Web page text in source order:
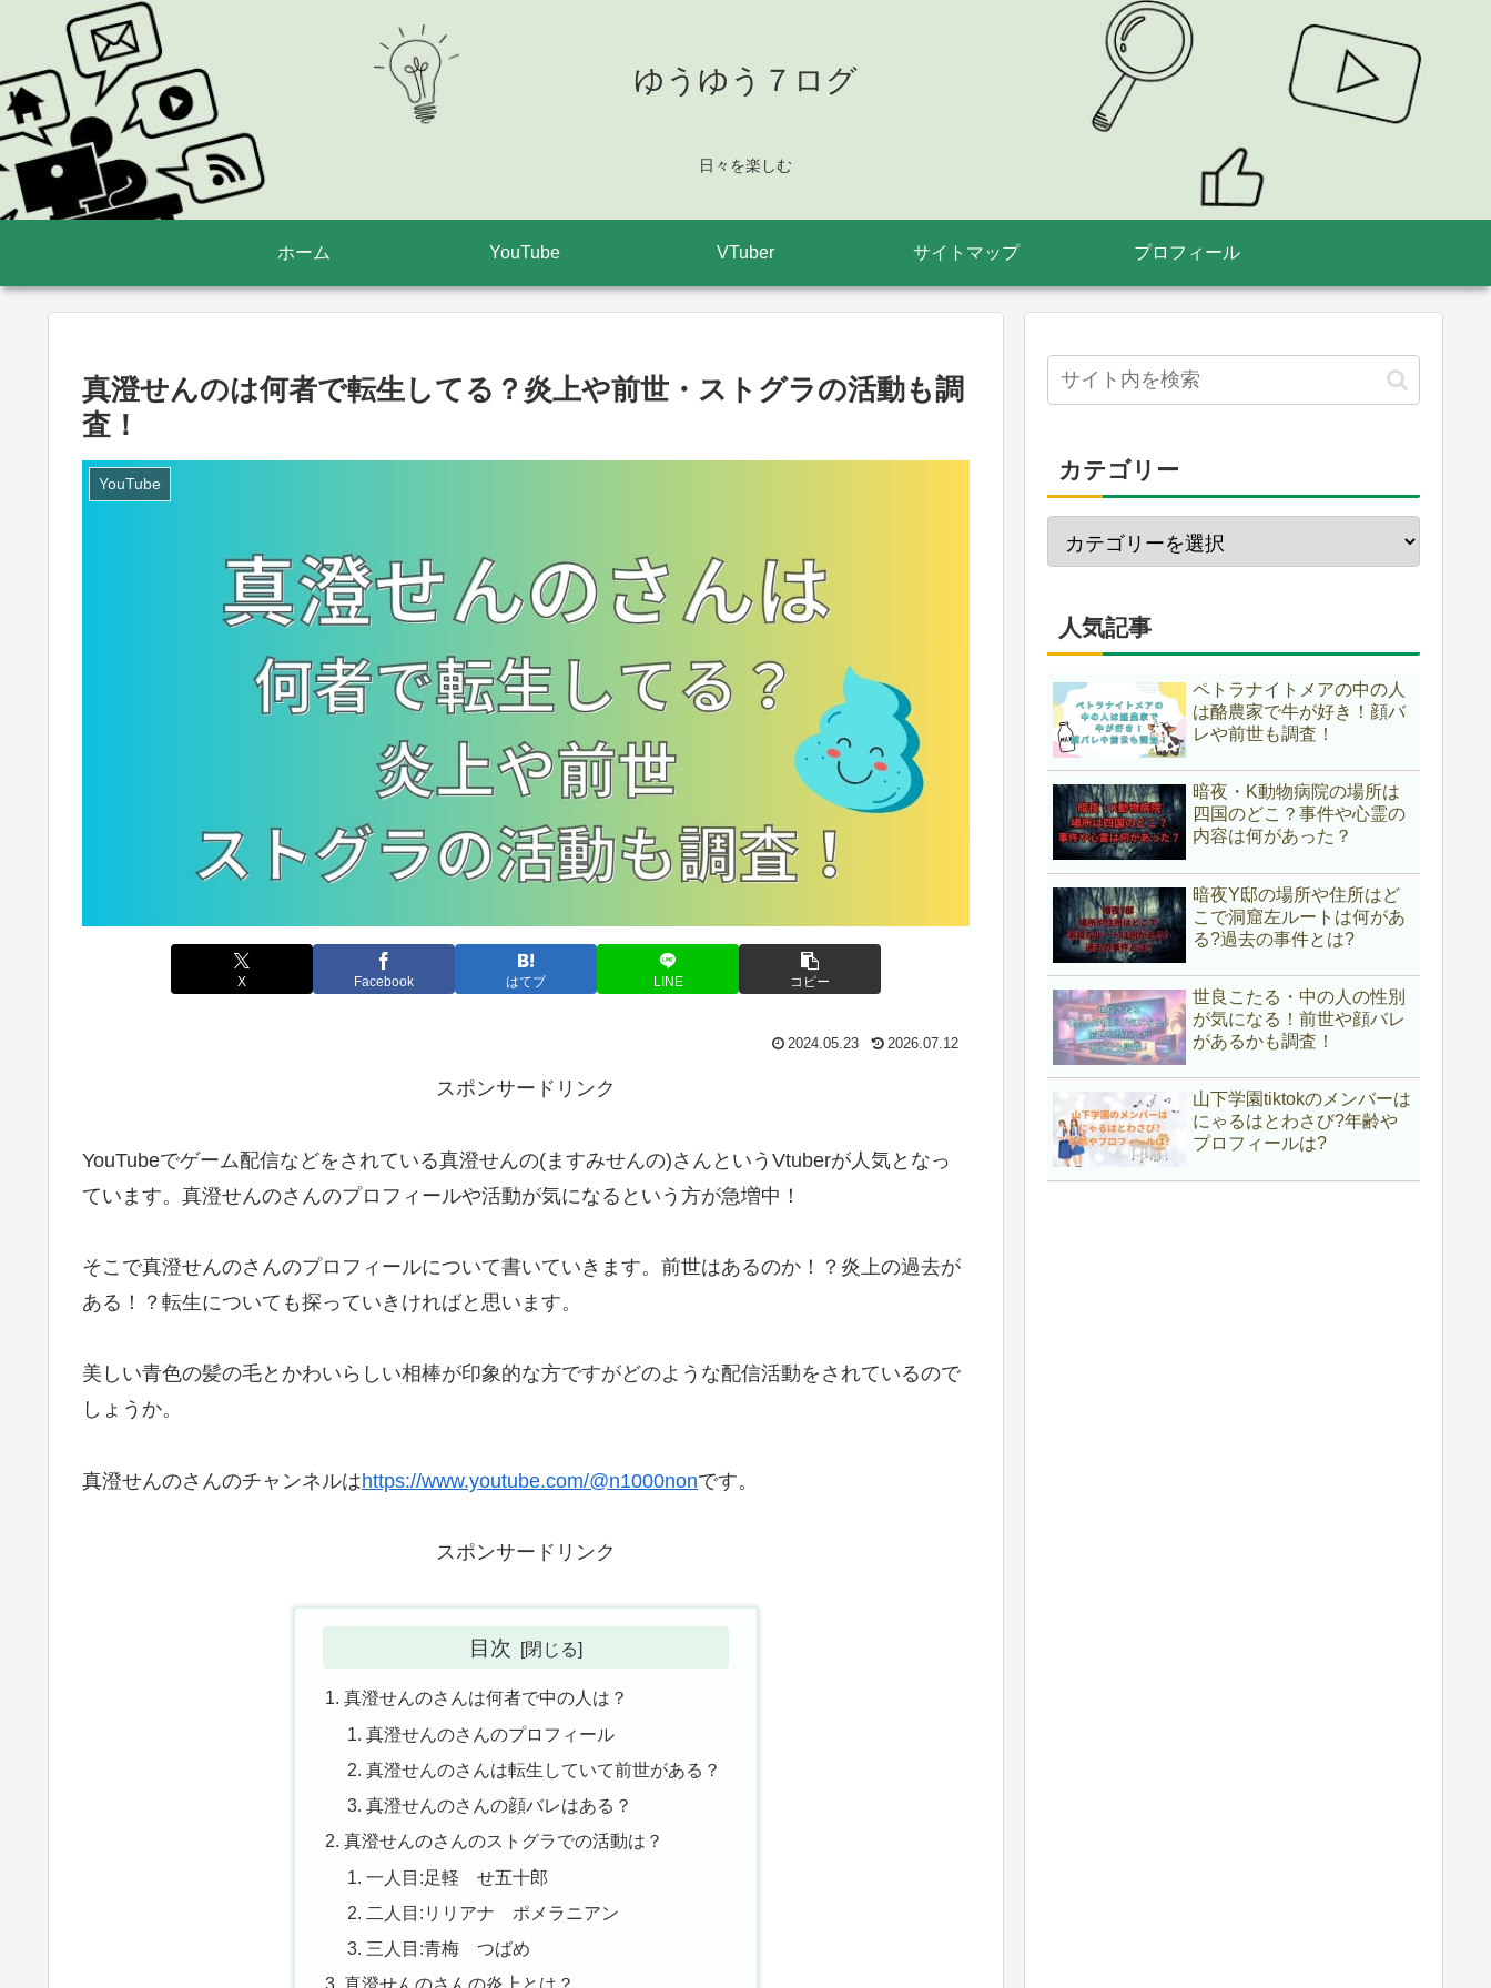
ゆうゆう７ログ
日々を楽しむ
ホーム YouTube VTuber サイトマップ プロフィール
真澄せんのは何者で転生してる？炎上や前世・ストグラの活動も調
査！
YouTube
X Facebook はてブ LINE コピー
2024.05.23 2026.07.12
スポンサードリンク
YouTubeでゲーム配信などをされている真澄せんの(ますみせんの)さんというVtuberが人気となっ
ています。真澄せんのさんのプロフィールや活動が気になるという方が急増中！
そこで真澄せんのさんのプロフィールについて書いていきます。前世はあるのか！？炎上の過去が
ある！？転生についても探っていきければと思います。
美しい青色の髪の毛とかわいらしい相棒が印象的な方ですがどのような配信活動をされているので
しょうか。
真澄せんのさんのチャンネルはhttps://www.youtube.com/@n1000nonです。
スポンサードリンク
目次
真澄せんのさんは何者で中の人は？
真澄せんのさんのプロフィール
真澄せんのさんは転生していて前世がある？
真澄せんのさんの顔バレはある？
真澄せんのさんのストグラでの活動は？
一人目:足軽 せ五十郎
二人目:リリアナ ポメラニアン
三人目:青梅 つばめ
真澄せんのさんの炎上とは？
カテゴリー
人気記事
ペトラナイトメアの中の人
は酪農家で牛が好き！顔バ
レや前世も調査！
暗夜・K動物病院の場所は
四国のどこ？事件や心霊の
内容は何があった？
暗夜Y邸の場所や住所はど
こで洞窟左ルートは何があ
る?過去の事件とは?
世良こたる・中の人の性別
が気になる！前世や顔バレ
があるかも調査！
山下学園tiktokのメンバーは
にゃるはとわさび?年齢や
プロフィールは?